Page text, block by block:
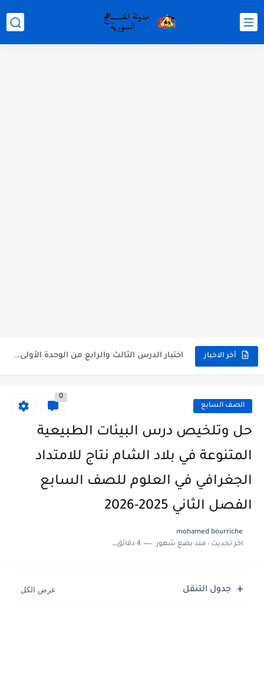
أخر الاخبار اختبار الدرس الثالث والرابع من الوحدة الأولى مع الحل في...
سلم تصحيح مادة اللغة العربية لشهادة التعليم الاساسي والاعدادية الشرعية...
حل أسئلة الكيمياء بكالوريا علمي دورة 2026
الصف السابع
0
حل وتلخيص درس البيئات الطبيعية
المتنوعة في بلاد الشام نتاج للامتداد
الجغرافي في العلوم للصف السابع
الفصل الثاني 2025-2026
mohamed bourriche
اخر تحديث :منذ بضع شهور 4 دقائق للقراءة
جدول التنقل